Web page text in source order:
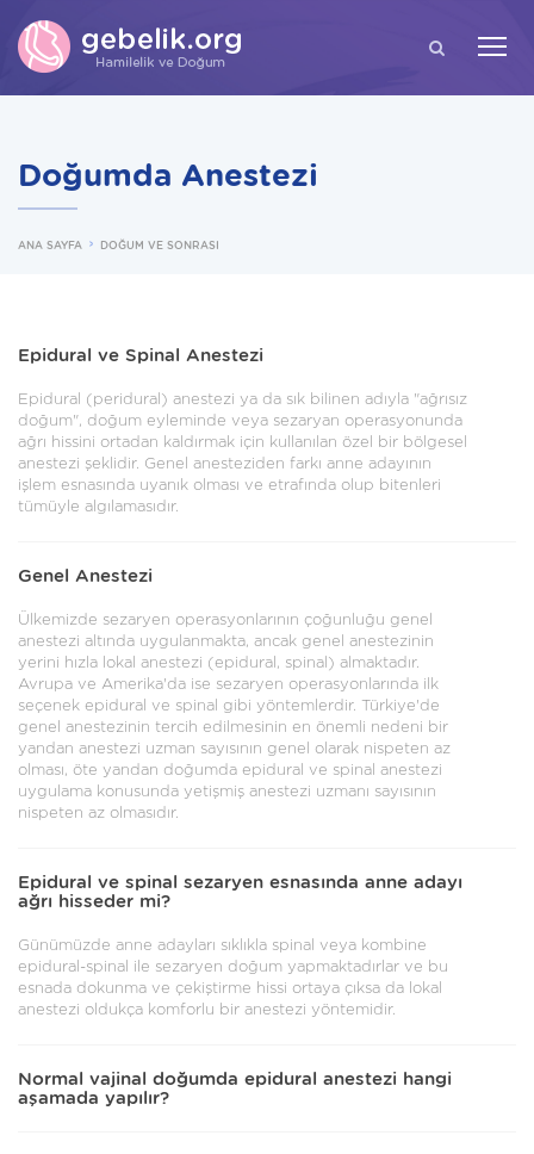
ARA
Doğumda Anestezi
ANA SAYFA DOĞUM VE SONRASI
Epidural ve Spinal Anestezi
Epidural (peridural) anestezi ya da sık bilinen adıyla "ağrısız
doğum", doğum eyleminde veya sezaryan operasyonunda
ağrı hissini ortadan kaldırmak için kullanılan özel bir bölgesel
anestezi şeklidir. Genel anesteziden farkı anne adayının
işlem esnasında uyanık olması ve etrafında olup bitenleri
tümüyle algılamasıdır.
Genel Anestezi
Ülkemizde sezaryen operasyonlarının çoğunluğu genel
anestezi altında uygulanmakta, ancak genel anestezinin
yerini hızla lokal anestezi (epidural, spinal) almaktadır.
Avrupa ve Amerika'da ise sezaryen operasyonlarında ilk
seçenek epidural ve spinal gibi yöntemlerdir. Türkiye'de
genel anestezinin tercih edilmesinin en önemli nedeni bir
yandan anestezi uzman sayısının genel olarak nispeten az
olması, öte yandan doğumda epidural ve spinal anestezi
uygulama konusunda yetişmiş anestezi uzmanı sayısının
nispeten az olmasıdır.
Epidural ve spinal sezaryen esnasında anne adayı
ağrı hisseder mi?
Günümüzde anne adayları sıklıkla spinal veya kombine
epidural-spinal ile sezaryen doğum yapmaktadırlar ve bu
esnada dokunma ve çekiştirme hissi ortaya çıksa da lokal
anestezi oldukça komforlu bir anestezi yöntemidir.
Normal vajinal doğumda epidural anestezi hangi
aşamada yapılır?